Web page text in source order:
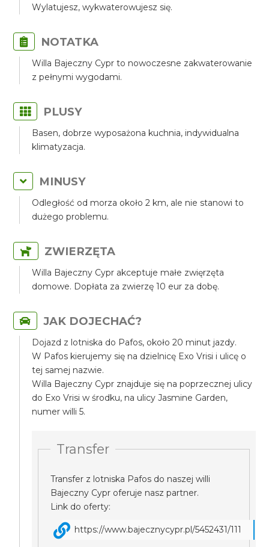
Wylatujesz, wykwaterowujesz się.
NOTATKA
Willa Bajeczny Cypr to nowoczesne zakwaterowanie
z pełnymi wygodami.
PLUSY
Basen, dobrze wyposażona kuchnia, indywidualna
klimatyzacja.
MINUSY
Odległość od morza około 2 km, ale nie stanowi to
dużego problemu.
ZWIERZĘTA
Willa Bajeczny Cypr akceptuje małe zwięrzęta
domowe. Dopłata za zwierzę 10 eur za dobę.
JAK DOJECHAĆ?
Dojazd z lotniska do Pafos, około 20 minut jazdy.
W Pafos kierujemy się na dzielnicę Exo Vrisi i ulicę o
tej samej nazwie.
Willa Bajeczny Cypr znajduje się na poprzecznej ulicy
do Exo Vrisi w środku, na ulicy Jasmine Garden,
numer willi 5.
Transfer
Transfer z lotniska Pafos do naszej willi
Bajeczny Cypr oferuje nasz partner.
Link do oferty:
https://www.bajecznycypr.pl/5452431/111